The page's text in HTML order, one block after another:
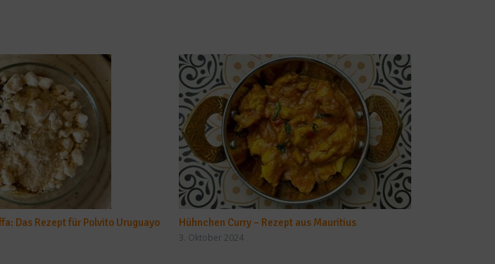
Das Rezept für Polvito Uruguayo Hühnchen Curry – Rezept aus Mauritius
3. Oktober 2024